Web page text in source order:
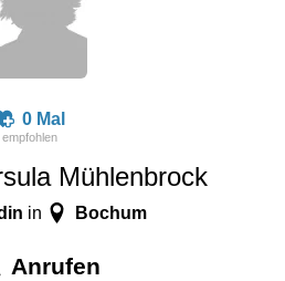
0 Mal
Mühlenbrock
in Bochum
Anrufen